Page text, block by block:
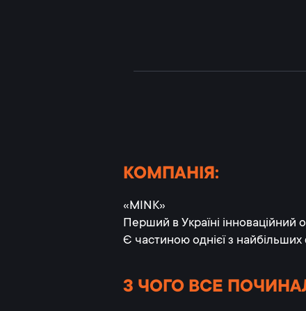
КОМПАНІЯ:
«MINK»
Перший в Україні інноваційний
Є частиною однієї з
З ЧОГО ВСЕ